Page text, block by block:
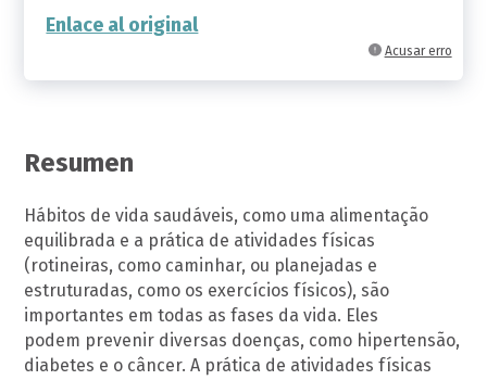
Acusar erro
Enlace al original
Resumen
Hábitos de vida saudáveis, como uma alimentação
equilibrada e a prática de atividades físicas
(rotineiras, como caminhar, ou planejadas e
estruturadas, como os exercícios físicos), são
importantes em todas as fases da vida. Eles
podem prevenir diversas doenças, como hipertensão,
diabetes e o câncer. A prática de atividades físicas